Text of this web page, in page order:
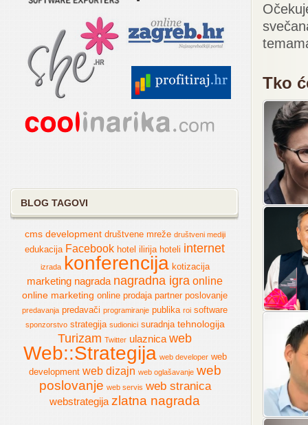
Tko
BLOG TAGOVI
cms development društvene mreže društveni mediji
edukacija Facebook hotel ilirija hoteli internet
izrada konferencija kotizacija
marketing nagrada nagradna igra online
online marketing online prodaja partner poslovanje
predavanja predavači programiranje publika roi software
sponzorstvo strategija sudionici suradnja tehnologija
Turizam Twitter ulaznica web
Web::Strategija web developer web
development web dizajn web oglašavanje web
poslovanje web servis web stranica
webstrategija zlatna nagrada